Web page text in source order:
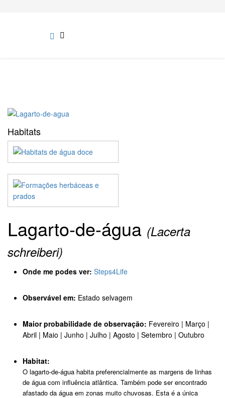
Habitats
Lagarto-de-água (Lacerta
schreiberi)
Onde me podes ver: Steps4Life
Observável em: Estado selvagem
Maior probabilidade de observação: Fevereiro | Março |
Abril | Maio | Junho | Julho | Agosto | Setembro | Outubro
Habitat:
O lagarto-de-água habita preferencialmente as margens de linhas
de água com influência atlântica. Também pode ser encontrado
afastado da água em zonas muito chuvosas. Esta é a única